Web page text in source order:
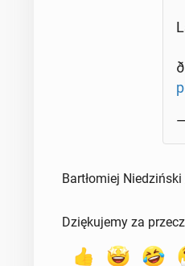
Bartłomiej
Dziękujemy za